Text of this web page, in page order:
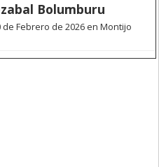
Bolumburu
de Febrero de 2026 en Montijo